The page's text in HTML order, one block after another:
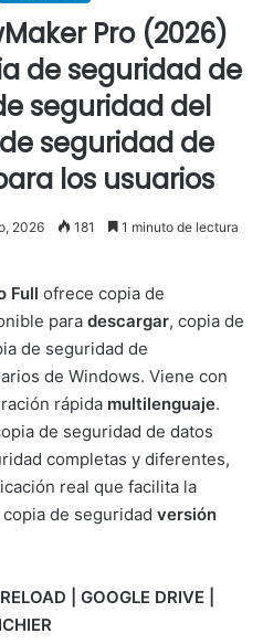
Pro (2026)
de seguridad de
seguridad del
seguridad de
los usuarios
2026 181 1 minuto de lectura
Full ofrece copia de
para descargar, copia de
de seguridad de
de Windows. Viene con
rápida multilenguaje.
de seguridad de datos
completas y diferentes,
real que facilita la
de seguridad versión
| GOOGLE DRIVE |